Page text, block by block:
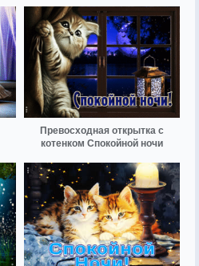
Превосходная открытка с
котенком Спокойной ночи